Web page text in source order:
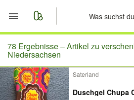
Start
Merkliste
Nachrichten
78 Ergebnisse –Artikel zu
Niedersachsen
Saterland
Duschgel Chupa